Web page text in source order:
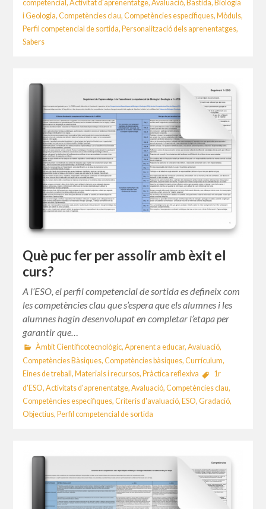
competencial,Activitat d'aprenentatge,Avaluació, Bastida, Biologia
i Geologia,Competències clau,Competències específiques, Mòduls,
Perfil competencial de sortida, Personalització dels aprenentatges,
Sabers
Què puc fer per assolir amb èxit el
curs?
A l’ESO, el perfil competencial de sortida es defineix com
les competències clau que s’espera que els alumnes i les
alumnes hagin desenvolupat en completar l’etapa per
garantir que…
Àmbit Cientificotecnològic, Aprenent a educar, Avaluació,
Competències Bàsiques,Competències bàsiques,Currículum,
Eines de treball, Materials i recursos, Pràctica reflexiva
1r
d'ESO,Activitats d'aprenentatge,Avaluació,Competències clau,
Competències específiques,Criteris d'avaluació, ESO,Gradació,
Objectius, Perfil competencial de sortida